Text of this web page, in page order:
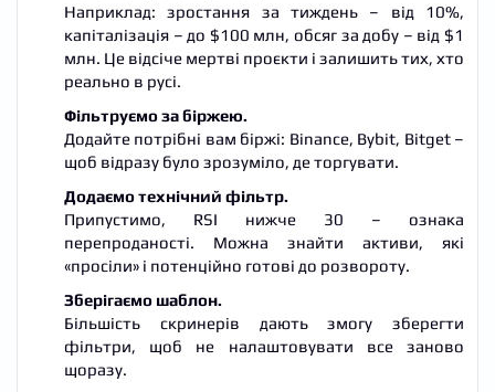
Наприклад: зростання за тиждень – від 10%,
капіталізація – до $100 млн, обсяг за добу – від $1
млн. Це відсіче мертві проєкти і залишить тих, хто
реально в русі.
Фільтруємо за біржею.
Додайте потрібні вам біржі: Binance, Bybit, Bitget –
щоб відразу було зрозуміло, де торгувати.
Додаємо технічний фільтр.
Припустимо, RSI нижче 30 – ознака
перепроданості. Можна знайти активи, які
«просіли» і потенційно готові до розвороту.
Зберігаємо шаблон.
Більшість скринерів дають змогу зберегти
фільтри, щоб не налаштовувати все заново
щоразу.